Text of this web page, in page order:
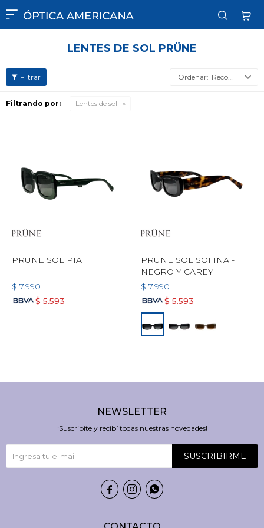

LENTES DE SOL PRÜNE
Recomendados
Filtrando por: Lentes de sol
PRUNE SOL PIA
$ 7.990
$ 5.593
PRUNE SOL SOFINA -
NEGRO Y CAREY
$ 7.990
$ 5.593
NEWSLETTER
¡Suscribite y recibí todas nuestras novedades!
SUSCRIBIRME
  